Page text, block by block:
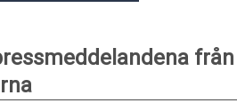
från